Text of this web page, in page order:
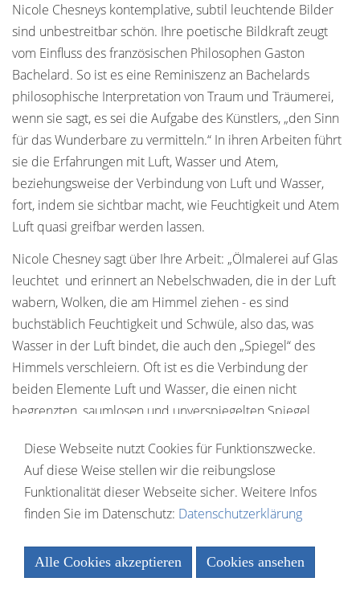
Nicole Chesneys kontemplative, subtil leuchtende Bilder
sind unbestreitbar schön. Ihre poetische Bildkraft zeugt
vom Einfluss des französischen Philosophen Gaston
Bachelard. So ist es eine Reminiszenz an Bachelards
philosophische Interpretation von Traum und Träumerei,
wenn sie sagt, es sei die Aufgabe des Künstlers, „den Sinn
für das Wunderbare zu vermitteln.“ In ihren Arbeiten führt
sie die Erfahrungen mit Luft, Wasser und Atem,
beziehungsweise der Verbindung von Luft und Wasser,
fort, indem sie sichtbar macht, wie Feuchtigkeit und Atem
Luft quasi greifbar werden lassen.
Nicole Chesney sagt über Ihre Arbeit: „Ölmalerei auf Glas
leuchtet und erinnert an Nebelschwaden, die in der Luft
wabern, Wolken, die am Himmel ziehen - es sind
buchstäblich Feuchtigkeit und Schwüle, also das, was
Wasser in der Luft bindet, die auch den „Spiegel“ des
Himmels verschleiern. Oft ist es die Verbindung der
beiden Elemente Luft und Wasser, die einen nicht
begrenzten, saumlosen und unverspiegelten Spiegel
zum Vorschein bringt.“
Diese Webseite nutzt Cookies für Funktionszwecke.
Auf diese Weise stellen wir die reibungslose
Funktionalität dieser Webseite sicher. Weitere Infos
finden Sie im Datenschutz: Datenschutzerklärung
Alle Cookies akzeptieren
Cookies ansehen